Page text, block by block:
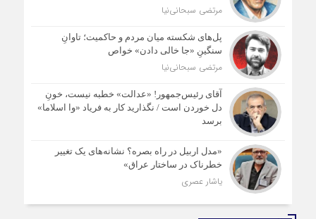
مرتضی سبحانی‌نیا
پل‌های شکسته میان مردم و حاکمیت؛ تاوانِ
سنگینِ «جا خالی دادن» خواص
مرتضی سبحانی‌نیا
آقای رئیس‌جمهور! «عدالت» خطبه نیست، خونِ
دل خوردن است / نگذارید کار به فریاد «وا اسلاما»
برسد
«مدل اربیل در راه بصره؟ نشانه‌های یک تغییر
خطرناک در ساختار عراق»
یاشار عصری